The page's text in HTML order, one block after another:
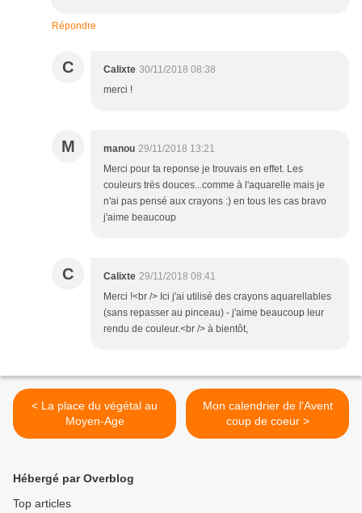
Répondre
C Calixte 30/11/2018 08:38
merci !
M manou 29/11/2018 13:21
Merci pour ta reponse je trouvais en effet. Les
couleurs très douces...comme à l'aquarelle mais je
n'ai pas pensé aux crayons :) en tous les cas bravo
j'aime beaucoup
C Calixte 29/11/2018 08:41
Merci !<br /> Ici j'ai utilisé des crayons aquarellables
(sans repasser au pinceau) - j'aime beaucoup leur
rendu de couleur.<br /> à bientôt,
< La place du végétal au
Moyen-Age
Mon calendrier de l'Avent
coup de coeur >
Hébergé par Overblog
Top articles